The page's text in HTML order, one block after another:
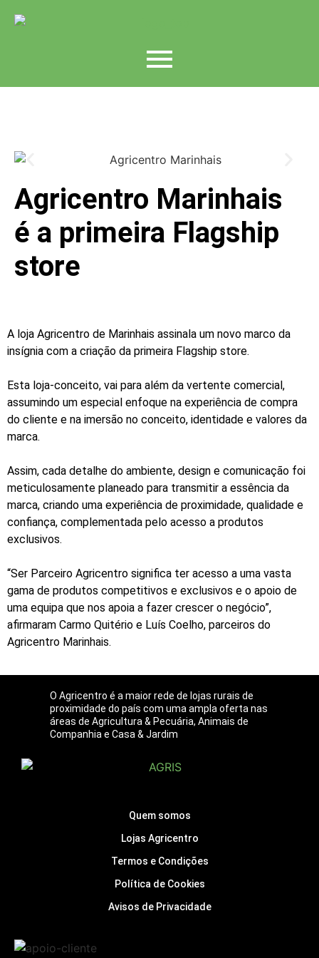
Agricentro Marinhais
é a primeira Flagship
store
A loja Agricentro de Marinhais assinala um novo marco da
insígnia com a criação da primeira Flagship store.
Esta loja-conceito, vai para além da vertente comercial,
assumindo um especial enfoque na experiência de compra
do cliente e na imersão no conceito, identidade e valores da
marca.
Assim, cada detalhe do ambiente, design e comunicação foi
meticulosamente planeado para transmitir a essência da
marca, criando uma experiência de proximidade, qualidade e
confiança, complementada pelo acesso a produtos
exclusivos.
“Ser Parceiro Agricentro significa ter acesso a uma vasta
gama de produtos competitivos e exclusivos e o apoio de
uma equipa que nos apoia a fazer crescer o negócio”,
afirmaram Carmo Quitério e Luís Coelho, parceiros do
Agricentro Marinhais.
O Agricentro é a maior rede de lojas rurais de
proximidade do país com uma ampla oferta nas
áreas de Agricultura & Pecuária, Animais de
Companhia e Casa & Jardim
Quem somos
Lojas Agricentro
Termos e Condições
Política de Cookies
Avisos de Privacidade